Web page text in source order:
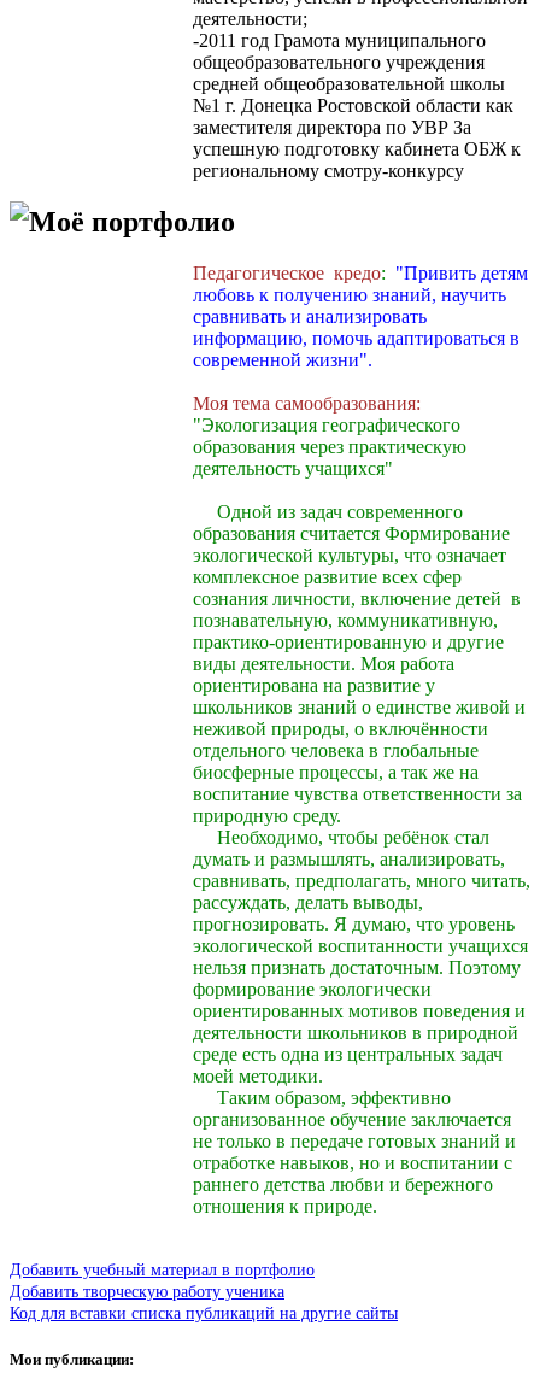
деятельности;
-2011 год Грамота муниципального
общеобразовательного учреждения
средней общеобразовательной школы
№1 г. Донецка Ростовской области как
заместителя директора по УВР За
успешную подготовку кабинета ОБЖ к
региональному смотру-конкурсу
Моё портфолио
Педагогическое кредо: "Привить детям
любовь к получению знаний, научить
сравнивать и анализировать
информацию, помочь адаптироваться в
современной жизни".
Моя тема самообразования:
"Экологизация географического
образования через практическую
деятельность учащихся"
Одной из задач современного
образования считается Формирование
экологической культуры, что означает
комплексное развитие всех сфер
сознания личности, включение детей в
познавательную, коммуникативную,
практико-ориентированную и другие
виды деятельности. Моя работа
ориентирована на развитие у
школьников знаний о единстве живой и
неживой природы, о включённости
отдельного человека в глобальные
биосферные процессы, а так же на
воспитание чувства ответственности за
природную среду.
Необходимо, чтобы ребёнок стал
думать и размышлять, анализировать,
сравнивать, предполагать, много читать,
рассуждать, делать выводы,
прогнозировать. Я думаю, что уровень
экологической воспитанности учащихся
нельзя признать достаточным. Поэтому
формирование экологически
ориентированных мотивов поведения и
деятельности школьников в природной
среде есть одна из центральных задач
моей методики.
Таким образом, эффективно
организованное обучение заключается
не только в передаче готовых знаний и
отработке навыков, но и воспитании с
раннего детства любви и бережного
отношения к природе.
Добавить учебный материал в портфолио
Добавить творческую работу ученика
Код для вставки списка публикаций на другие сайты
Мои публикации: